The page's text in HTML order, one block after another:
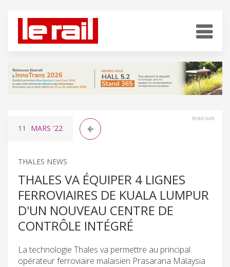
lerail.com
11 MARS '22
THALES NEWS
THALES VA ÉQUIPER 4 LIGNES
FERROVIAIRES DE KUALA LUMPUR
D'UN NOUVEAU CENTRE DE
CONTRÔLE INTÉGRÉ
La technologie Thales va permettre au principal
opérateur ferroviaire malaisien Prasarana Malaysia